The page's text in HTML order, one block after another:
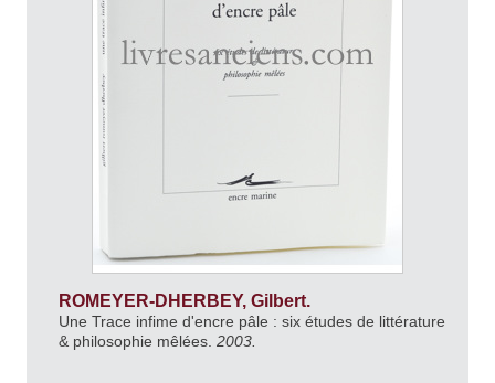
ROMEYER-DHERBEY, Gilbert.
Une Trace infime d'encre pâle : six études de littérature
& philosophie mêlées. 2003.